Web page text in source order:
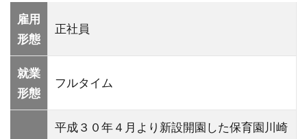
雇用
形態
正社員
就業
形態
フルタイム
平成３０年４月より新設開園した保育園川崎